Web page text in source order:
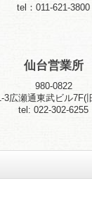
tel：011-621-3800
仙台営業所
980-0822
3広瀬通東武ビル7F(
tel: 022-302-6255